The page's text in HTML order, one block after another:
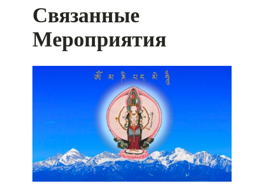
Связанные
Мероприятия